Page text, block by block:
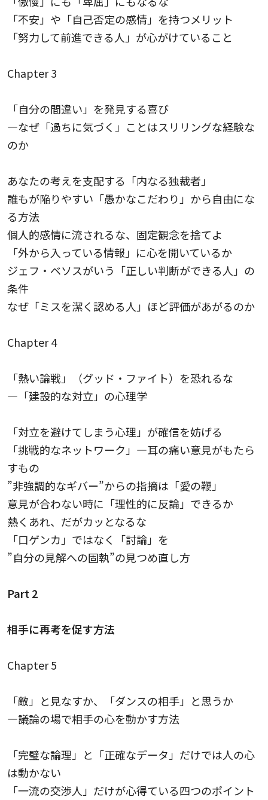
「不安」や「自己否定の感情」を持つメリット
「努力して前進できる人」が心がけていること
Chapter 3
「自分の間違い」を発見する喜び
—なぜ「過ちに気づく」ことはスリリングな経験な
のか
あなたの考えを支配する「内なる独裁者」
誰もが陥りやすい「愚かなこだわり」から自由にな
る方法
個人的感情に流されるな、固定観念を捨てよ
「外から入っている情報」に心を開いているか
ジェフ・ベソスがいう「正しい判断ができる人」の
条件
なぜ「ミスを潔く認める人」ほど評価があがるのか
Chapter 4
「熱い論戦」（グッド・ファイト）を恐れるな
—「建設的な対立」の心理学
「対立を避けてしまう心理」が確信を妨げる
「挑戦的なネットワーク」—耳の痛い意見がもたら
すもの
”非強調的なギバー”からの指摘は「愛の鞭」
意見が合わない時に「理性的に反論」できるか
熱くあれ、だがカッとなるな
「口ゲンカ」ではなく「討論」を
”自分の見解への固執”の見つめ直し方
Part 2
相手に再考を促す方法
Chapter 5
「敵」と見なすか、「ダンスの相手」と思うか
—議論の場で相手の心を動かす方法
「完璧な論理」と「正確なデータ」だけでは人の心
は動かない
「一流の交渉人」だけが心得ている四つのポイント